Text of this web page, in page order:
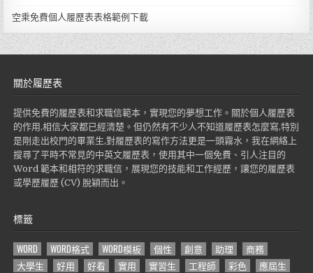
空乘免費個人履歷表表格範例下載
關於履歷表
提供免費的履歷表和求職信範本，實現您的夢想工作。關於個人履歷表
的作用,相信大家都已經清楚。但仍然有不少人不知道履歷表怎麼寫,特別
是剛走出校門的畢業生,對履歷表的寫作方法更是一頭霧水，我在網絡上
搜尋了平時不常見的中英文履歷表，使用其中一個免費、引人注目的
Word 範本和相符的求職信，展現您的技能和工作經歷，讓您的履歷表
或學歷履歷 (CV) 脫穎而出。
標籤
WORD WORD格式 WORD模板 個性 創意 助理
商務
大學生
好用 好看 實用 實習生 工程師 彩色
應屆生